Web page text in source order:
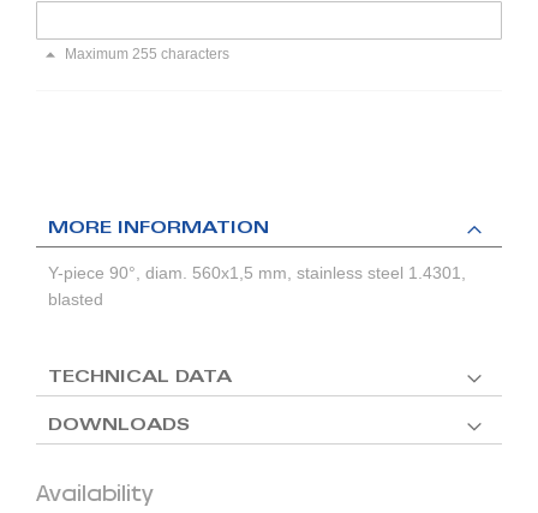
Maximum 255 characters
Availability
MORE INFORMATION
Y-piece 90°, diam. 560x1,5 mm, stainless steel 1.4301,
blasted
TECHNICAL DATA
DOWNLOADS